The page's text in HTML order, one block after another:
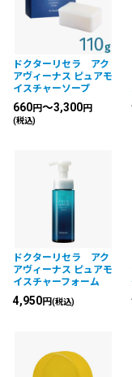
ドクターリセラ アク
アヴィーナス ピュアモ
イスチャーソープ
660円～3,300円
(税込)
ドクターリセラ アク
アヴィーナス ピュアモ
イスチャーフォーム
4,950円(税込)